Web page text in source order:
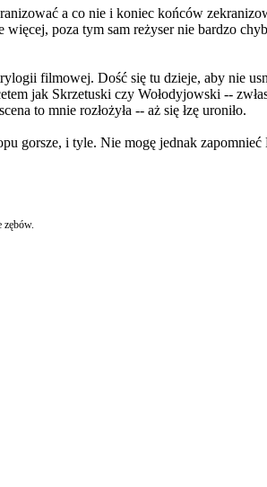
a co nie i koniec końców
poza tym sam reżyser nie bardzo
filmowej. Dość się tu dzieje, aby nie
jak Skrzetuski czy Wołodyjowski --
to mnie rozłożyła -- aż się łzę uroniło.
gorsze, i tyle. Nie mogę jednak
zębów.